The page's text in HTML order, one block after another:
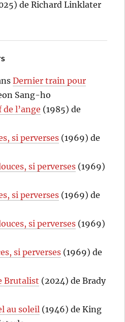
de Richard Linklater
Dernier train pour
Sang-ho
l’ange (1985) de
si perverses (1969) de
si perverses (1969)
si perverses (1969) de
si perverses (1969)
si perverses (1969) de
Brutalist (2024) de Brady
au soleil (1946) de King